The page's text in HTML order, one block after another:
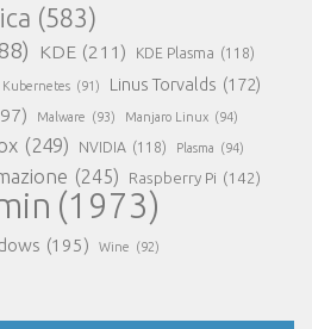
(583)
KDE (211) KDE Plasma (118)
Kubernetes (91) Linus Torvalds (172)
Malware (93) Manjaro Linux (94)
(249) NVIDIA (118) Plasma (94)
(245) Raspberry Pi (142)
(1973)
(195) Wine (92)